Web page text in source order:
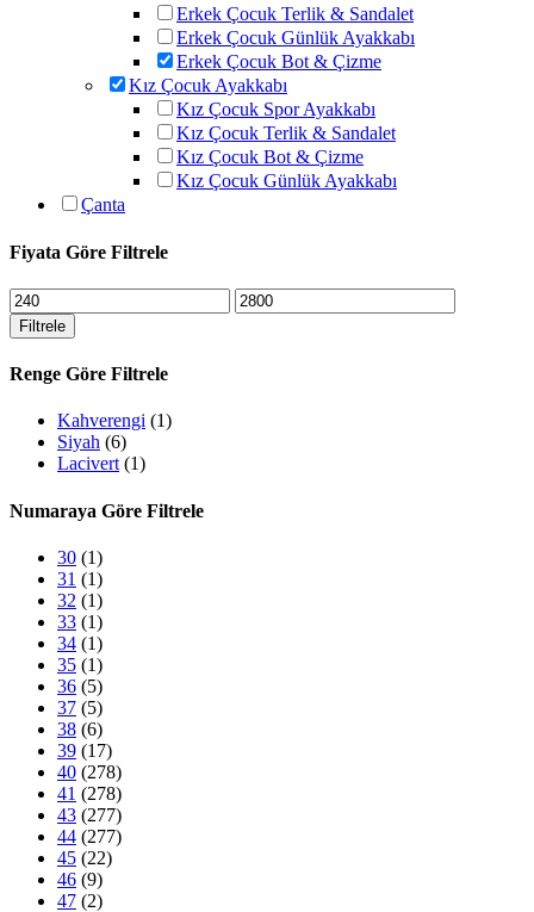
Erkek Çocuk Terlik & Sandalet
Erkek Çocuk Günlük Ayakkabı
Erkek Çocuk Bot & Çizme
Kız Çocuk Ayakkabı
Kız Çocuk Spor Ayakkabı
Kız Çocuk Terlik & Sandalet
Kız Çocuk Bot & Çizme
Kız Çocuk Günlük Ayakkabı
Çanta
Fiyata Göre Filtrele
En
düşük
fiyat
En
yüksek
Filtrele
Renge Göre Filtrele
Kahverengi (1)
Siyah (6)
Lacivert (1)
Numaraya Göre Filtrele
30 (1)
31 (1)
32 (1)
33 (1)
34 (1)
35 (1)
36 (5)
37 (5)
38 (6)
39 (17)
40 (278)
41 (278)
43 (277)
44 (277)
45 (22)
46 (9)
47 (2)